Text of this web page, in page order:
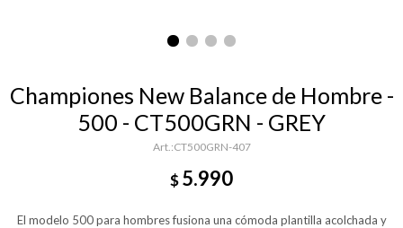
Championes New Balance de Hombre -
500 - CT500GRN - GREY
CT500GRN-407
$5.990
El modelo 500 para hombres fusiona una cómoda plantilla acolchada y